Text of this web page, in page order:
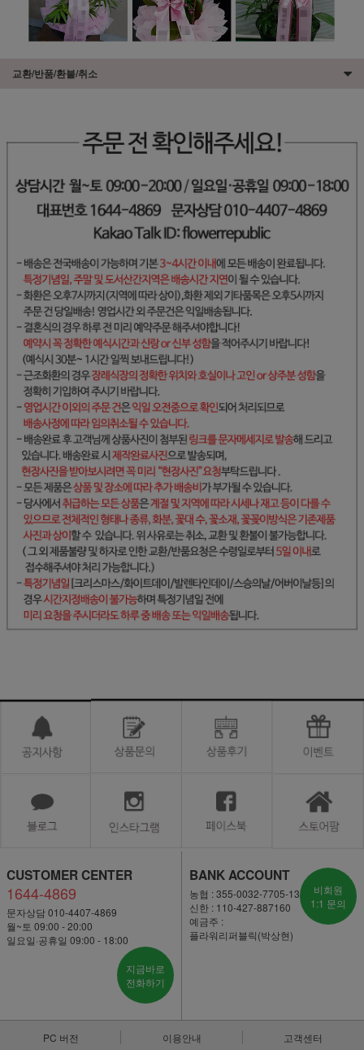
교환/반품/환불/취소
CUSTOMER CENTER
1644-4869
문자상담 010-4407-4869
월~토 09:00 - 20:00
일요일·공휴일 09:00 - 18:00
지금바로
전화하기
BANK ACCOUNT
농협 : 355-0032-7705-13
신한 : 110-427-887160
예금주 :
플라워리퍼블릭(박상현)
비회원
1:1 문의
PC 버전 이용안내 고객센터